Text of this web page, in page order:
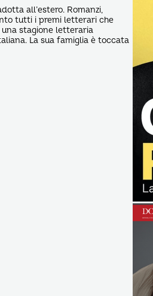
all’estero. Romanzi,
tutti i premi letterari che
stagione letteraria
La sua famiglia è toccata